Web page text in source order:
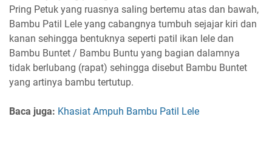
Pring Petuk yang ruasnya saling bertemu atas dan bawah,
Bambu Patil Lele yang cabangnya tumbuh sejajar kiri dan
kanan sehingga bentuknya seperti patil ikan lele dan
Bambu Buntet / Bambu Buntu yang bagian dalamnya
tidak berlubang (rapat) sehingga disebut Bambu Buntet
yang artinya bambu tertutup.
Baca juga: Khasiat Ampuh Bambu Patil Lele